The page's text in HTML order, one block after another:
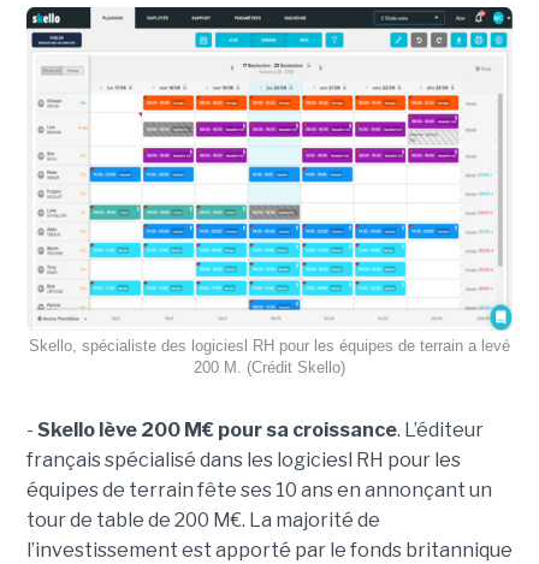
Skello, spécialiste des logiciesl RH pour les équipes de terrain a levé
200 M. (Crédit Skello)
- Skello lève 200 M€ pour sa croissance. L’éditeur
français spécialisé dans les logiciesl RH pour les
équipes de terrain fête ses 10 ans en annonçant un
tour de table de 200 M€. La majorité de
l’investissement est apporté par le fonds britannique